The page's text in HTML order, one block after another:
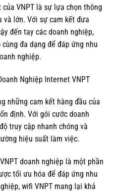
VNPT là sự lựa chọn thông
và lớn. Với sự cam kết đưa
đến tay các doanh nghiệp,
đa dạng để đáp ứng nhu
nghiệp.
Nghiệp Internet VNPT
những cam kết hàng đầu của
định. Với gói cước doanh
truy cập nhanh chóng và
hiệu suất làm việc.
doanh nghiệp là một phần
tối ưu hóa để đáp ứng nhu
wifi VNPT mang lại khả